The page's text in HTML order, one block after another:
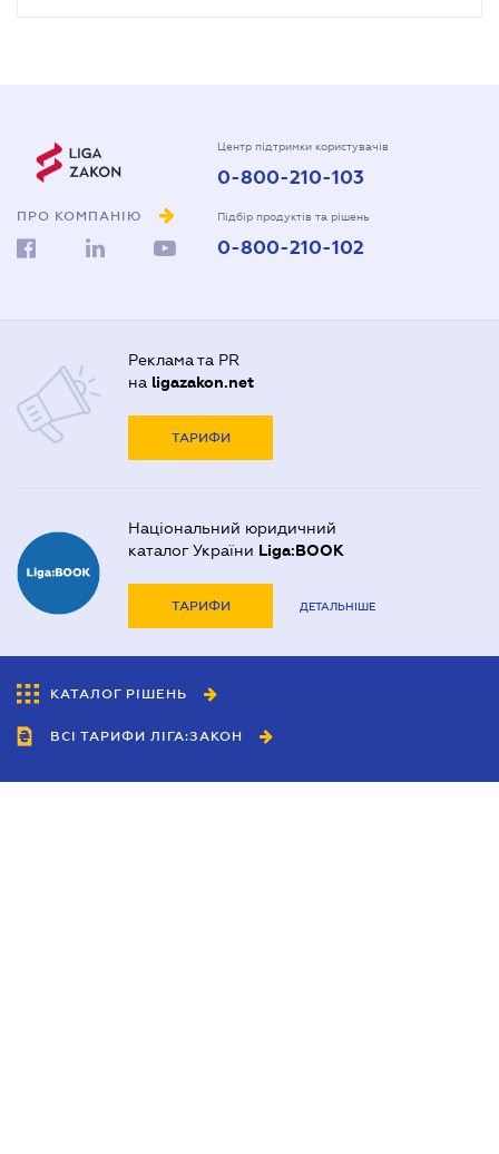
ПРО КОМПАНІЮ
Центр підтримки користувачів
0-800-210-103
Підбір продуктів та рішень
0-800-210-102
Реклама та PR
на ligazakon.net
ТАРИФИ
Національний юридичний
каталог України Liga:BOOK
ТАРИФИ ДЕТАЛЬНІШЕ
КАТАЛОГ РІШЕНЬ
ВСІ ТАРИФИ ЛІГА:ЗАКОН